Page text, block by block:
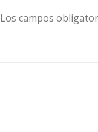
Los campos